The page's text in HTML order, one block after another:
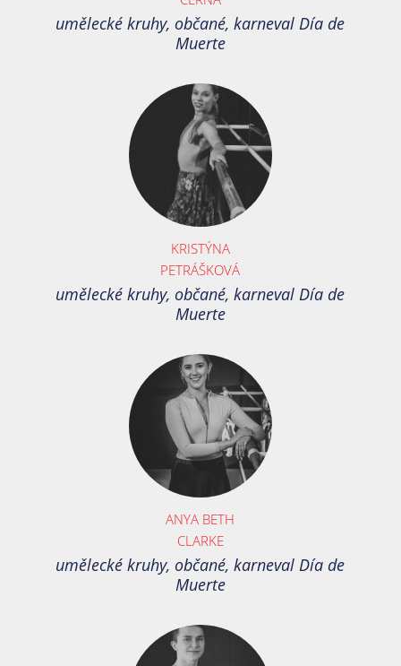
umělecké kruhy, občané, karneval Día de
Muerte
KRISTÝNA
PETRÁŠKOVÁ
umělecké kruhy, občané, karneval Día de
Muerte
ANYA BETH
CLARKE
umělecké kruhy, občané, karneval Día de
Muerte